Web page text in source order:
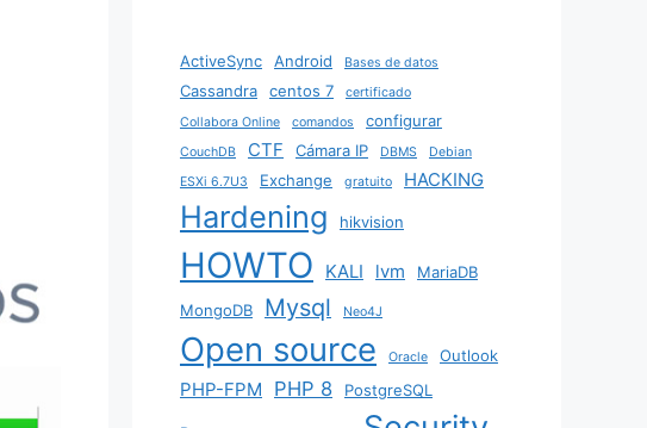
ActiveSync Android Bases de datos
Cassandra centos 7
certificado
Collabora Online
comandos configurar
CouchDB CTF Cámara IP DBMS
Debian
ESXi 6.7U3
Exchange gratuito HACKING
Hardening hikvision
HOWTO KALI lvm
MariaDB
MongoDB
Mysql Neo4J
Open source Oracle Outlook
PHP-FPM PHP 8 PostgreSQL